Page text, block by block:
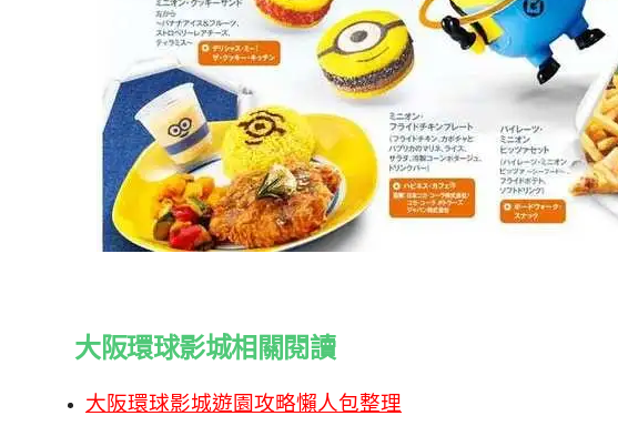
大阪環球影城相關閱讀
大阪環球影城遊園攻略懶人包整理